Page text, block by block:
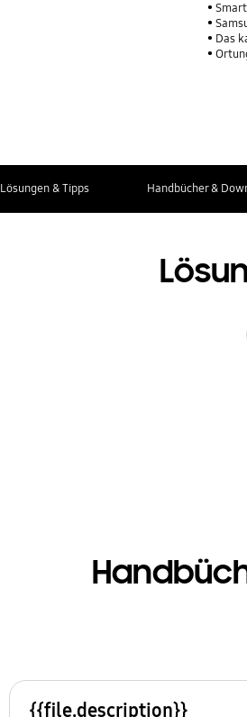
Das
Lösungen & Tipps Handbücher &
{{file.description}}